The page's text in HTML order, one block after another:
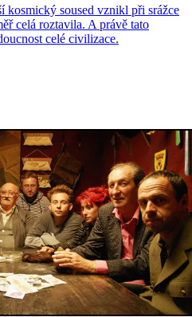
kosmický soused vznikl při srážce
celá roztavila. A právě tato
celé civilizace.